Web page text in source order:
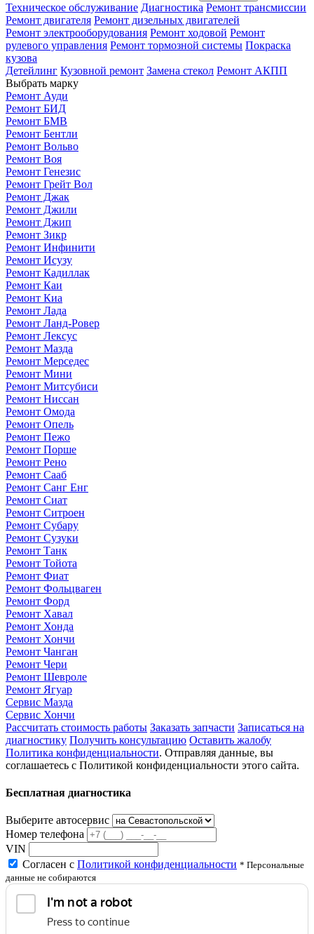
Техническое обслуживание Диагностика Ремонт трансмиссии
Ремонт двигателя Ремонт дизельных двигателей
Ремонт электрооборудования Ремонт ходовой Ремонт
рулевого управления Ремонт тормозной системы Покраска
кузова
Детейлинг Кузовной ремонт Замена стекол Ремонт АКПП
Выбрать марку
Ремонт Ауди
Ремонт БИД
Ремонт БМВ
Ремонт Бентли
Ремонт Вольво
Ремонт Воя
Ремонт Генезис
Ремонт Грейт Вол
Ремонт Джак
Ремонт Джили
Ремонт Джип
Ремонт Зикр
Ремонт Инфинити
Ремонт Исузу
Ремонт Кадиллак
Ремонт Каи
Ремонт Киа
Ремонт Лада
Ремонт Ланд-Ровер
Ремонт Лексус
Ремонт Мазда
Ремонт Мерседес
Ремонт Мини
Ремонт Митсубиси
Ремонт Ниссан
Ремонт Омода
Ремонт Опель
Ремонт Пежо
Ремонт Порше
Ремонт Рено
Ремонт Сааб
Ремонт Санг Енг
Ремонт Сиат
Ремонт Ситроен
Ремонт Субару
Ремонт Сузуки
Ремонт Танк
Ремонт Тойота
Ремонт Фиат
Ремонт Фольцваген
Ремонт Форд
Ремонт Хавал
Ремонт Хонда
Ремонт Хончи
Ремонт Чанган
Ремонт Чери
Ремонт Шевроле
Ремонт Ягуар
Сервис Мазда
Сервис Хончи
Рассчитать стоимость работы Заказать запчасти Записаться на
диагностику Получить консультацию Оставить жалобу
Политика конфиденциальности. Отправляя данные, вы
соглашаетесь с Политикой конфиденциальности этого сайта.
Бесплатная диагностика
Выберите автосервис
Номер телефона
VIN
Согласен с Политикой конфиденциальности * Персональные
данные не собираются